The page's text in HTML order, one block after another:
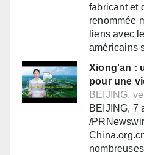
fabricant et
renommée
liens avec
américains
Xiong'an :
pour une
BEIJING,
BEIJING, 7
/